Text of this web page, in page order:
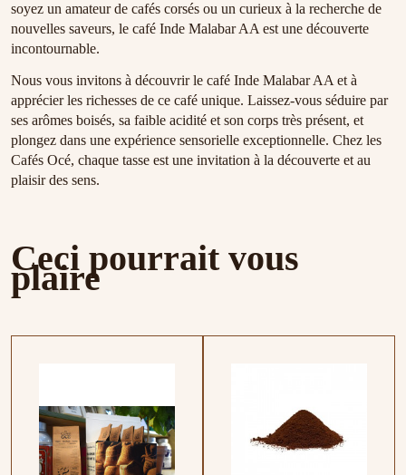
soyez un amateur de cafés corsés ou un curieux à la recherche de
nouvelles saveurs, le café Inde Malabar AA est une découverte
incontournable.
Nous vous invitons à découvrir le café Inde Malabar AA et à
apprécier les richesses de ce café unique. Laissez-vous séduire par
ses arômes boisés, sa faible acidité et son corps très présent, et
plongez dans une expérience sensorielle exceptionnelle. Chez les
Cafés Océ, chaque tasse est une invitation à la découverte et au
plaisir des sens.
Ceci pourrait vous
plaire